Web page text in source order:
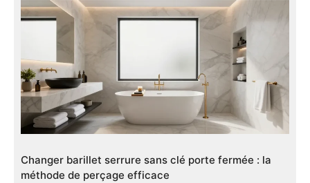
Changer barillet serrure sans clé porte fermée : la
méthode de perçage efficace